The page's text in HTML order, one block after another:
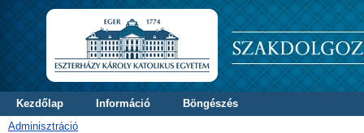
Kezdőlap Információ
Böngészés
Adminisztráció